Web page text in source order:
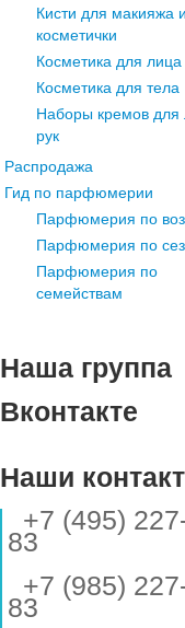
Кисти для макияжа и
косметички
Косметика для лица
Косметика для тела
Наборы кремов для
рук
Распродажа
Гид по парфюмерии
Парфюмерия по
Парфюмерия по
Парфюмерия по
семействам
Наша группа
Вконтакте
Наши
+7 (495)
83
+7 (985)
83